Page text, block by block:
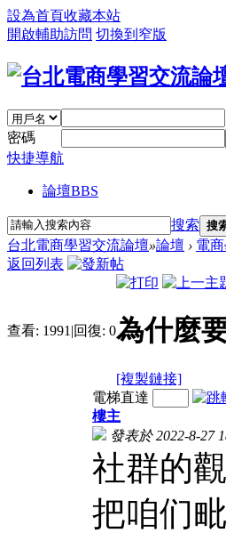
設為首頁收藏本站
開啟輔助訪問 切換到窄版
密碼
快捷導航
論壇BBS
搜索 搜
台北電商學習交流論壇»論壇 › 電
返回列表
查看: 1991 |回復: 0為什麼
[複製鏈接]
電梯直達
樓主
發表於 2022-8-27
社群的
把咱们